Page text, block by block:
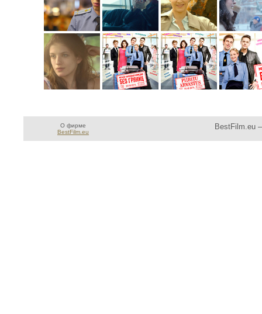
О фирме
BestFilm.eu
BestFilm.eu